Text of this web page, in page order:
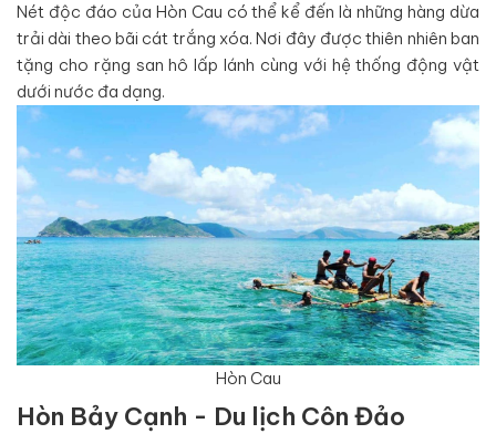
Nét độc đáo của Hòn Cau có thể kể đến là những hàng dừa
trải dài theo bãi cát trắng xóa. Nơi đây được thiên nhiên ban
tặng cho rặng san hô lấp lánh cùng với hệ thống động vật
dưới nước đa dạng.
Hòn Cau
Hòn Bảy Cạnh - Du lịch Côn Đảo